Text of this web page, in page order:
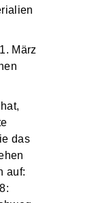
März
das
auf: